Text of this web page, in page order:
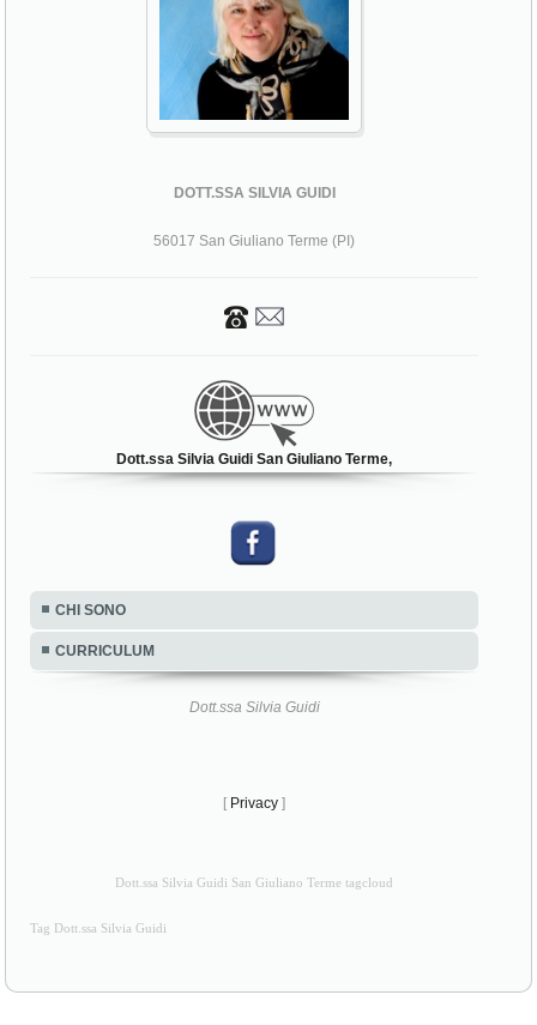
DOTT.SSA SILVIA GUIDI
56017 San Giuliano Terme (PI)
Dott.ssa Silvia Guidi San Giuliano Terme,
CHI SONO
CURRICULUM
Dott.ssa Silvia Guidi
[ Privacy ]
Dott.ssa Silvia Guidi San Giuliano Terme tagcloud
Tag Dott.ssa Silvia Guidi